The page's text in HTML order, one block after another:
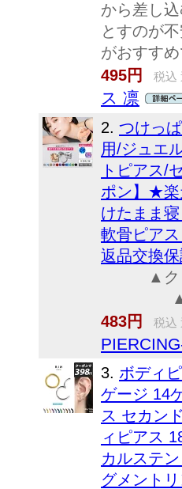
から差し
とすのが
がおすす
495円
税込
ス 凛
2. つけっ
用/ジュエ
トピアス/
ポン】★楽
けたまま
軟骨ピア
返品交換保
▲クリ
▲クリ
483円
税込
3. ボディ
ゲージ 14
ス セカン
ィピアス
カルステ
グメント